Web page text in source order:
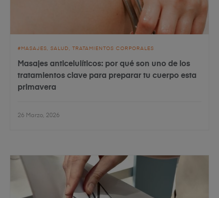
MASAJES SALUD TRATAMIENTOS CORPORALES
Masajes anticelulíticos: por qué son uno de los
tratamientos clave para preparar tu cuerpo esta
primavera
26 Marzo, 2026